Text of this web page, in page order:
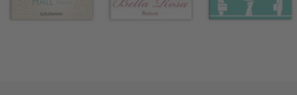
– Aufbruch in eine neue Zeit«) und